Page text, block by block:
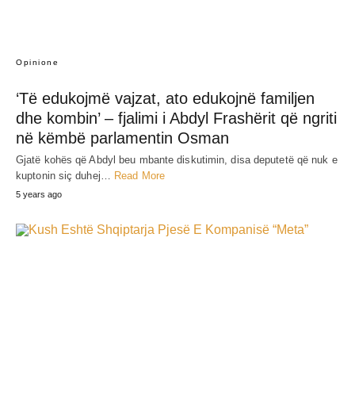
Opinione
‘Të edukojmë vajzat, ato edukojnë familjen
dhe kombin’ – fjalimi i Abdyl Frashërit që ngriti
në këmbë parlamentin Osman
Gjatë kohës që Abdyl beu mbante diskutimin, disa deputetë që nuk e
kuptonin siç duhej… Read More
5 years ago